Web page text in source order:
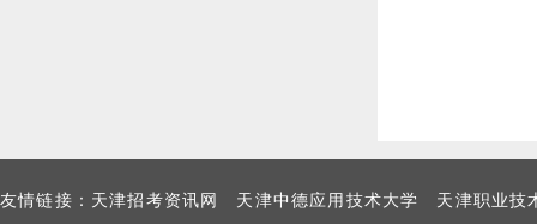
友情链接： 天津招考资讯网 天津中德应用技术大学 天津职业技